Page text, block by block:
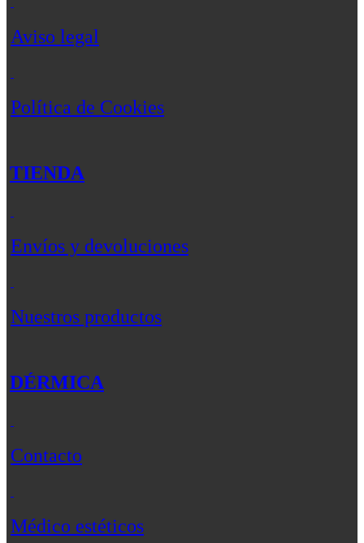
Aviso legal
Política de Cookies
TIENDA
Envíos y devoluciones
Nuestros productos
DÉRMICA
Contacto
Médico estéticos